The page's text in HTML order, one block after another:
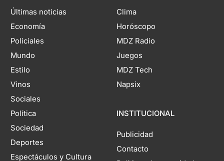
Últimas noticias
Economía
Policiales
Mundo
Estilo
Vinos
Sociales
Política
Sociedad
Deportes
Espectáculos y Cultura
Clima
Horóscopo
MDZ Radio
Juegos
MDZ Tech
Napsix
INSTITUCIONAL
Publicidad
Contacto